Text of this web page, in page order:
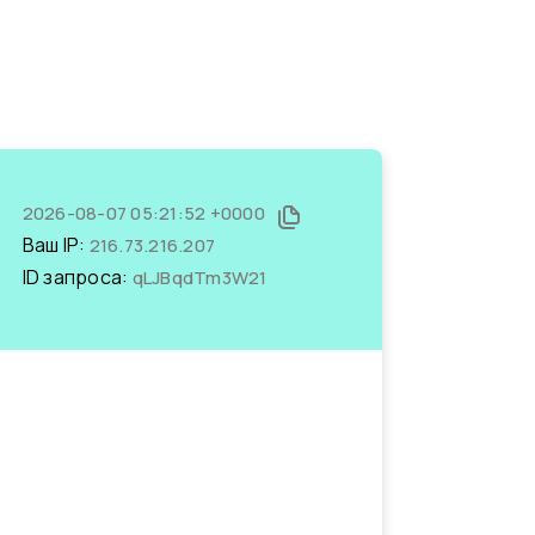
2026-08-07 05:21:52 +0000
Ваш IP: 216.73.216.207
ID запроса: qLJBqdTm3W21